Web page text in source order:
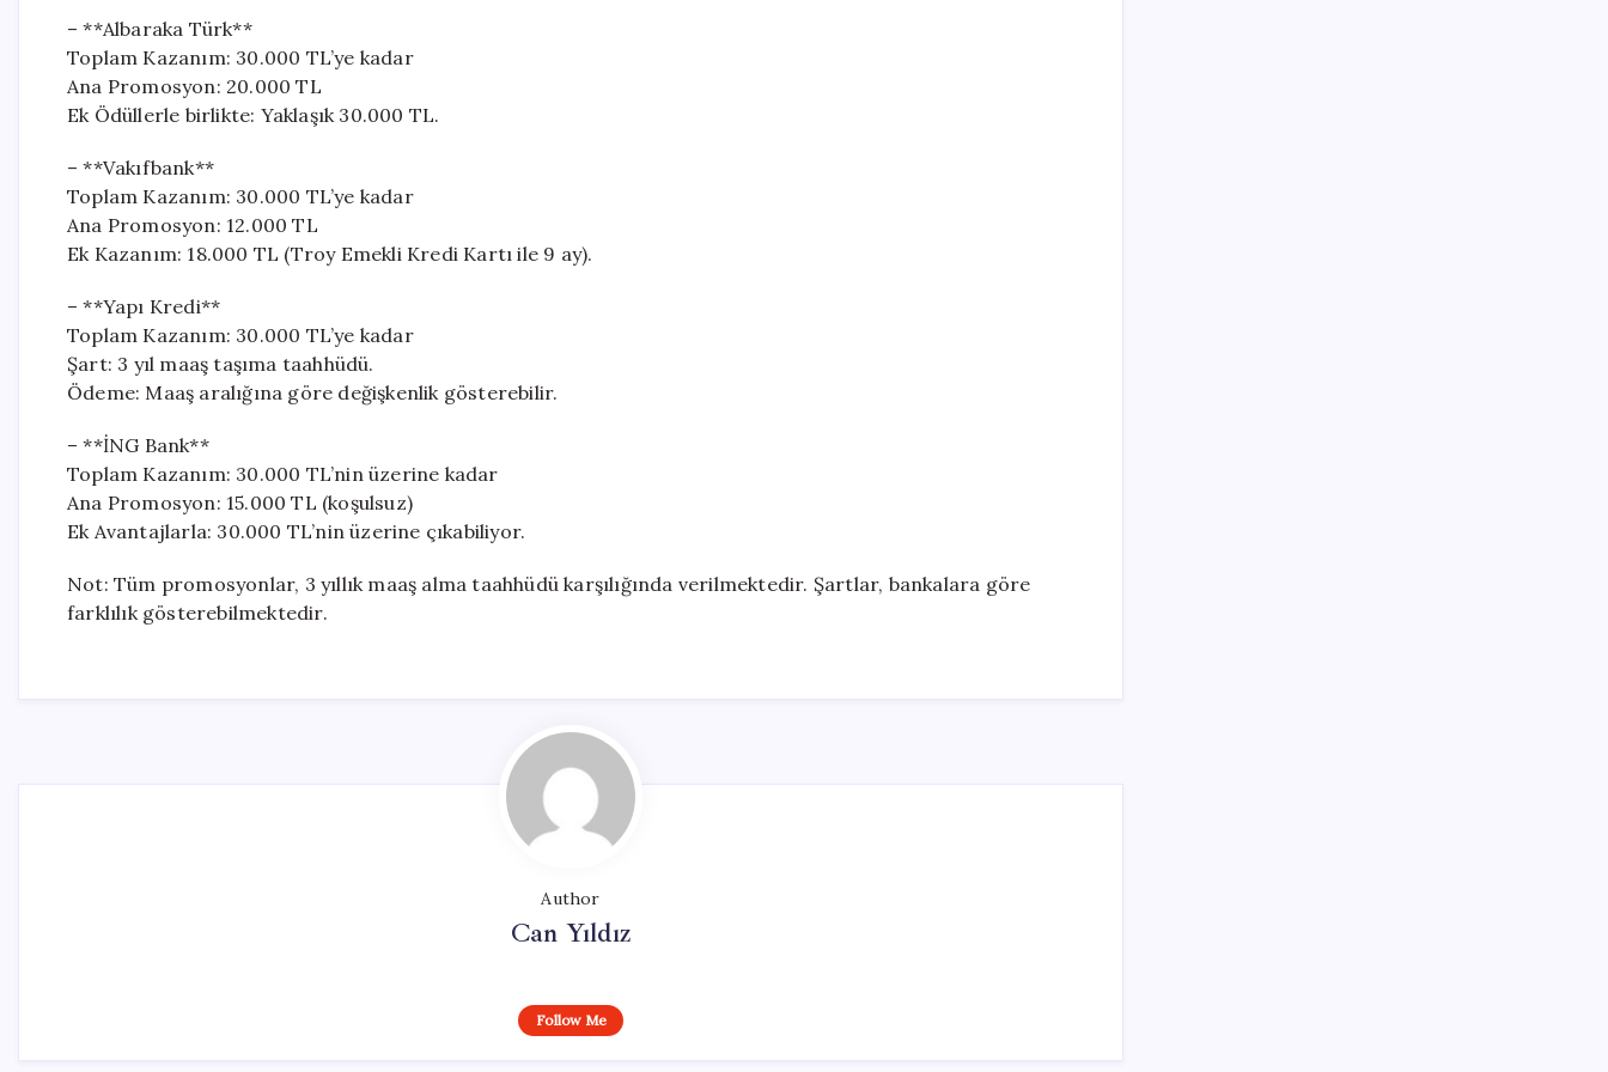
– **Albaraka Türk**
Toplam Kazanım: 30.000 TL’ye kadar
Ana Promosyon: 20.000 TL
Ek Ödüllerle birlikte: Yaklaşık 30.000 TL.
– **Vakıfbank**
Toplam Kazanım: 30.000 TL’ye kadar
Ana Promosyon: 12.000 TL
Ek Kazanım: 18.000 TL (Troy Emekli Kredi Kartı ile 9 ay).
– **Yapı Kredi**
Toplam Kazanım: 30.000 TL’ye kadar
Şart: 3 yıl maaş taşıma taahhüdü.
Ödeme: Maaş aralığına göre değişkenlik gösterebilir.
– **İNG Bank**
Toplam Kazanım: 30.000 TL’nin üzerine kadar
Ana Promosyon: 15.000 TL (koşulsuz)
Ek Avantajlarla: 30.000 TL’nin üzerine çıkabiliyor.
Not: Tüm promosyonlar, 3 yıllık maaş alma taahhüdü karşılığında verilmektedir. Şartlar, bankalara göre
farklılık gösterebilmektedir.
Author
Can Yıldız
Follow Me